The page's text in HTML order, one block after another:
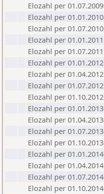
Elozahl per 01.07.2009
Elozahl per 01.01.2010
Elozahl per 01.07.2010
Elozahl per 01.01.2011
Elozahl per 01.07.2011
Elozahl per 01.01.2012
Elozahl per 01.04.2012
Elozahl per 01.07.2012
Elozahl per 01.10.2012
Elozahl per 01.01.2013
Elozahl per 01.04.2013
Elozahl per 01.07.2013
Elozahl per 01.10.2013
Elozahl per 01.01.2014
Elozahl per 01.04.2014
Elozahl per 01.07.2014
Elozahl per 01.10.2014